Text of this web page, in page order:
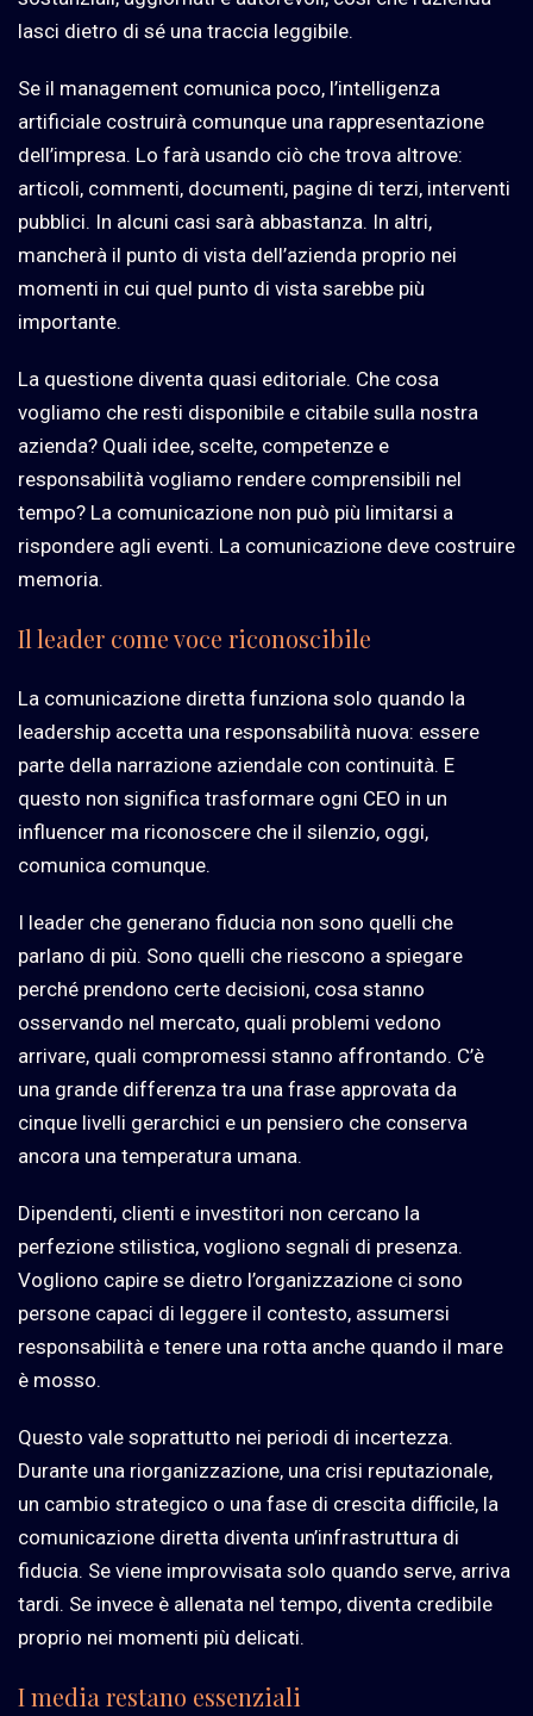
lasci dietro di sé una traccia leggibile.
Se il management comunica poco, l’intelligenza
artificiale costruirà comunque una rappresentazione
dell’impresa. Lo farà usando ciò che trova altrove:
articoli, commenti, documenti, pagine di terzi, interventi
pubblici. In alcuni casi sarà abbastanza. In altri,
mancherà il punto di vista dell’azienda proprio nei
momenti in cui quel punto di vista sarebbe più
importante.
La questione diventa quasi editoriale. Che cosa
vogliamo che resti disponibile e citabile sulla nostra
azienda? Quali idee, scelte, competenze e
responsabilità vogliamo rendere comprensibili nel
tempo? La comunicazione non può più limitarsi a
rispondere agli eventi. La comunicazione deve costruire
memoria.
Il leader come voce riconoscibile
La comunicazione diretta funziona solo quando la
leadership accetta una responsabilità nuova: essere
parte della narrazione aziendale con continuità. E
questo non significa trasformare ogni CEO in un
influencer ma riconoscere che il silenzio, oggi,
comunica comunque.
I leader che generano fiducia non sono quelli che
parlano di più. Sono quelli che riescono a spiegare
perché prendono certe decisioni, cosa stanno
osservando nel mercato, quali problemi vedono
arrivare, quali compromessi stanno affrontando. C’è
una grande differenza tra una frase approvata da
cinque livelli gerarchici e un pensiero che conserva
ancora una temperatura umana.
Dipendenti, clienti e investitori non cercano la
perfezione stilistica, vogliono segnali di presenza.
Vogliono capire se dietro l’organizzazione ci sono
persone capaci di leggere il contesto, assumersi
responsabilità e tenere una rotta anche quando il mare
è mosso.
Questo vale soprattutto nei periodi di incertezza.
Durante una riorganizzazione, una crisi reputazionale,
un cambio strategico o una fase di crescita difficile, la
comunicazione diretta diventa un’infrastruttura di
fiducia. Se viene improvvisata solo quando serve, arriva
tardi. Se invece è allenata nel tempo, diventa credibile
proprio nei momenti più delicati.
I media restano essenziali